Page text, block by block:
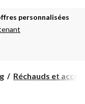
personnalisées
Réchauds et